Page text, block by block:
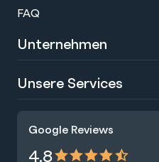
Google Reviews
4.8
FAQ
Unternehmen
Über uns
Presse
Nachhaltigkeit
Unsere Services